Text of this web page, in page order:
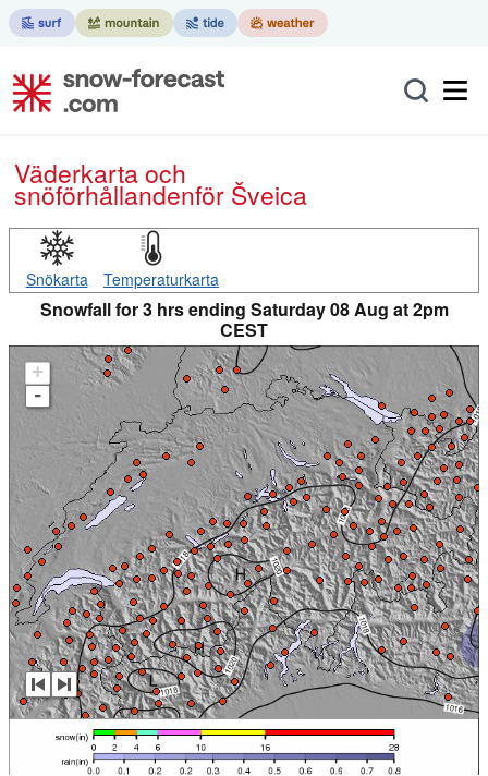
Väderkarta och
snöförhållandenför Šveica
Snökarta Temperaturkarta
Snowfall for 3 hrs ending Saturday 08 Aug at 2pm
CEST
+
-